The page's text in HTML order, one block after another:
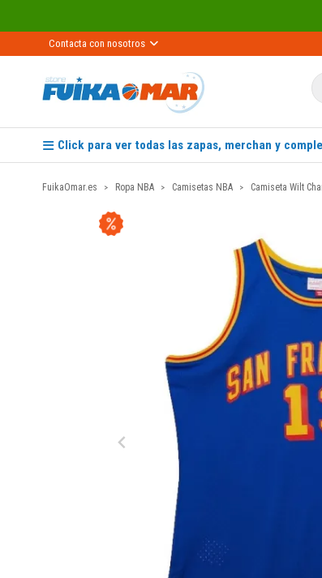
Contacta con nosotros
Click para ver todas las zapas, merchan y
FuikaOmar.es Ropa NBA Camisetas NBA Camiseta Wilt